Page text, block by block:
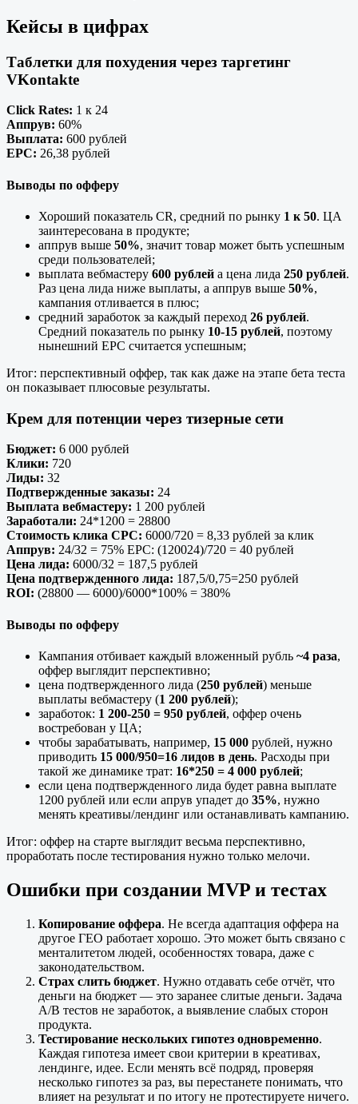
Кейсы в цифрах
Таблетки для похудения через таргетинг
VKontakte
Click Rates: 1 к 24
Аппрув: 60%
Выплата: 600 рублей
ЕРС: 26,38 рублей
Выводы по офферу
Хороший показатель CR, средний по рынку 1 к 50. ЦА
заинтересована в продукте;
аппрув выше 50%, значит товар может быть успешным
среди пользователей;
выплата вебмастеру 600 рублей а цена лида 250 рублей.
Раз цена лида ниже выплаты, а аппрув выше 50%,
кампания отливается в плюс;
средний заработок за каждый переход 26 рублей.
Средний показатель по рынку 10-15 рублей, поэтому
нынешний EPC считается успешным;
Итог: перспективный оффер, так как даже на этапе бета теста
он показывает плюсовые результаты.
Крем для потенции через тизерные сети
Бюджет: 6 000 рублей
Клики: 720
Лиды: 32
Подтвержденные заказы: 24
Выплата вебмастеру: 1 200 рублей
Заработали: 24*1200 = 28800
Стоимость клика CPC: 6000/720 = 8,33 рублей за клик
Аппрув: 24/32 = 75% EPC: (120024)/720 = 40 рублей
Цена лида: 6000/32 = 187,5 рублей
Цена подтвержденного лида: 187,5/0,75=250 рублей
ROI: (28800 — 6000)/6000*100% = 380%
Выводы по офферу
Кампания отбивает каждый вложенный рубль ~4 раза,
оффер выглядит перспективно;
цена подтвержденного лида (250 рублей) меньше
выплаты вебмастеру (1 200 рублей);
заработок: 1 200-250 = 950 рублей, оффер очень
востребован у ЦА;
чтобы зарабатывать, например, 15 000 рублей, нужно
приводить 15 000/950=16 лидов в день. Расходы при
такой же динамике трат: 16*250 = 4 000 рублей;
если цена подтвержденного лида будет равна выплате
1200 рублей или если апрув упадет до 35%, нужно
менять креативы/лендинг или останавливать кампанию.
Итог: оффер на старте выглядит весьма перспективно,
проработать после тестирования нужно только мелочи.
Ошибки при создании MVP и тестах
Копирование оффера. Не всегда адаптация оффера на
другое ГЕО работает хорошо. Это может быть связано с
менталитетом людей, особенностях товара, даже с
законодательством.
Страх слить бюджет. Нужно отдавать себе отчёт, что
деньги на бюджет — это заранее слитые деньги. Задача
A/B тестов не заработок, а выявление слабых сторон
продукта.
Тестирование нескольких гипотез одновременно.
Каждая гипотеза имеет свои критерии в креативах,
лендинге, идее. Если менять всё подряд, проверяя
несколько гипотез за раз, вы перестанете понимать, что
влияет на результат и по итогу не протестируете ничего.